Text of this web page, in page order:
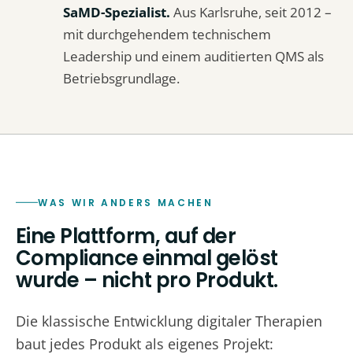
SaMD-Spezialist. Aus Karlsruhe, seit 2012 –
mit durchgehendem technischem
Leadership und einem auditierten QMS als
Betriebsgrundlage.
WAS WIR ANDERS MACHEN
Eine Plattform, auf der
Compliance einmal gelöst
wurde – nicht pro Produkt.
Die klassische Entwicklung digitaler Therapien
baut jedes Produkt als eigenes Projekt: